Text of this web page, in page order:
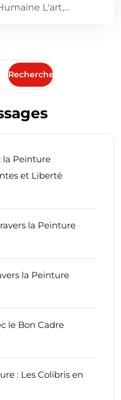
L'art,…
Rechercher
la Peinture
et Liberté
la Peinture
la Peinture
le Bon Cadre
: Les Colibris en